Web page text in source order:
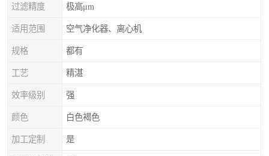
过滤精度 极高μm
适用范围 空气净化器、离心机
规格 都有
工艺 精湛
效率级别 强
颜色 白色褐色
加工定制 是